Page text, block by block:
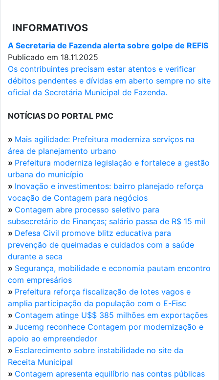
INFORMATIVOS
A Secretaria de Fazenda alerta sobre golpe de REFIS
Publicado em 18.11.2025
Os contribuintes precisam estar atentos e verificar
débitos pendentes e dívidas em aberto sempre no site
oficial da Secretária Municipal de Fazenda.
NOTÍCIAS DO PORTAL PMC
» Mais agilidade: Prefeitura moderniza serviços na
área de planejamento urbano
» Prefeitura moderniza legislação e fortalece a gestão
urbana do município
» Inovação e investimentos: bairro planejado reforça
vocação de Contagem para negócios
» Contagem abre processo seletivo para
subsecretário de Finanças; salário passa de R$ 15 mil
» Defesa Civil promove blitz educativa para
prevenção de queimadas e cuidados com a saúde
durante a seca
» Segurança, mobilidade e economia pautam encontro
com empresários
» Prefeitura reforça fiscalização de lotes vagos e
amplia participação da população com o E-Fisc
» Contagem atinge U$$ 385 milhões em exportações
» Jucemg reconhece Contagem por modernização e
apoio ao empreendedor
» Esclarecimento sobre instabilidade no site da
Receita Municipal
» Contagem apresenta equilíbrio nas contas públicas